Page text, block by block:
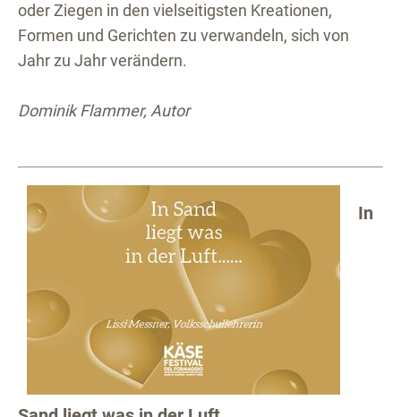
oder Ziegen in den vielseitigsten Kreationen,
Formen und Gerichten zu verwandeln, sich von
Jahr zu Jahr verändern.
Dominik Flammer, Autor
In